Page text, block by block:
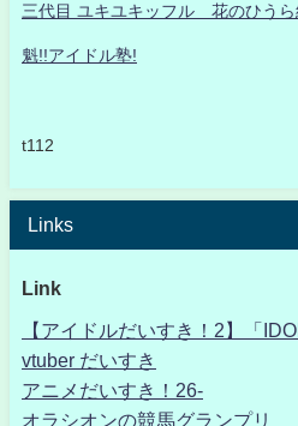
三代目 ユキユキッフル 花のひうら
魁!!アイドル塾!
t112
Links
Link
【アイドルだいすき！2】「
vtuber だいすき
アニメだいすき！26-
オラシオンの競馬グランプリ